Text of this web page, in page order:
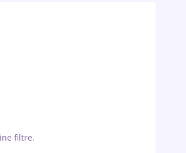
filtre.